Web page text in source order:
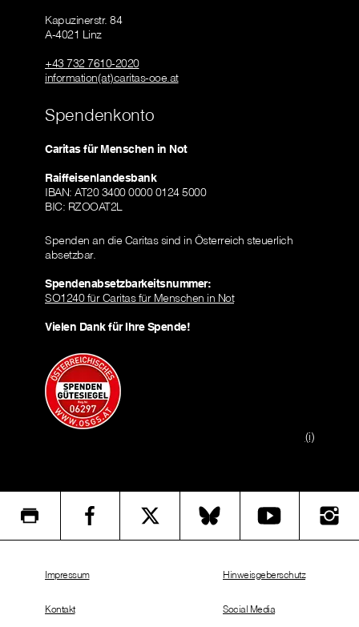
Kapuzinerstr. 84
A-4021 Linz
+43 732 7610-2020
information(at)caritas-ooe.at
Spendenkonto
Caritas für Menschen in Not
Raiffeisenlandesbank
IBAN: AT20 3400 0000 0124 5000
BIC: RZOOAT2L
Spenden an die Caritas sind in Österreich steuerlich
absetzbar.
Spendenabsetzbarkeitsnummer:
SO1240 für Caritas für Menschen in Not
Vielen Dank für Ihre Spende!
(i)
Impressum
Kontakt
Hinweisgeberschutz
Social Media